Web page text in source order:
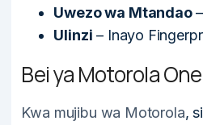
Uwezo wa Mtandao
Ulinzi – Inayo
Bei ya Motorola
Kwa mujibu wa Motorola,